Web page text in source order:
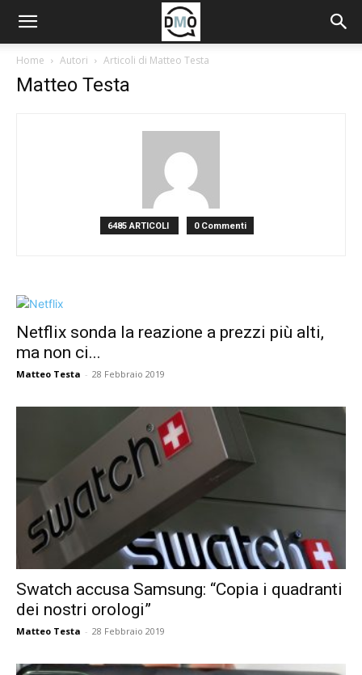
Home Autori Articoli di Matteo Testa
Matteo Testa
6485 ARTICOLI 0 Commenti
Netflix sonda la reazione a prezzi più alti,
ma non ci...
Matteo Testa - 28 Febbraio 2019
Swatch accusa Samsung: “Copia i quadranti
dei nostri orologi”
Matteo Testa - 28 Febbraio 2019